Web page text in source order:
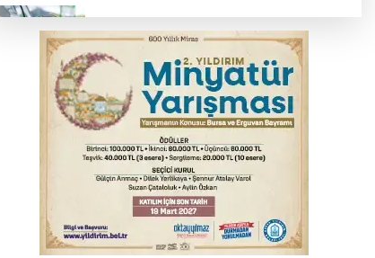
yansıyacak mı?
YENİ Parti Genel Başkanı Özel'den
Çerçeve Yasa yorumu
Serbest piyasada döviz fiyatları
Serbest piyasada altın fiyatları...